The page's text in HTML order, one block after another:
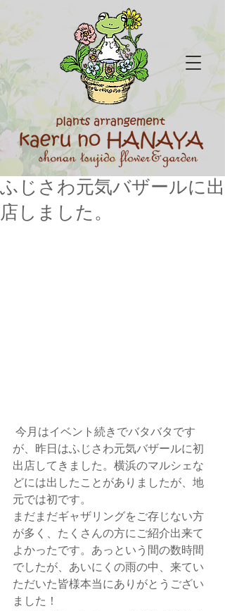
ふじさわ元気バザールに出
店しました。
が、昨日はふじさわ元気バザールに初
出店してきました。横浜のマルシェな
どには出したことがありましたが、地
元では初です。
まだまだギャザリングをご存じない方
が多く、たくさんの方にご紹介出来て
よかったです。あっという間の数時間
でしたが、あいにくの雨の中、来てい
ただいた皆様本当にありがとうござい
ました！